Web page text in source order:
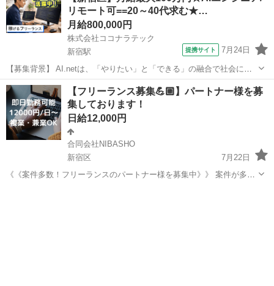
キッティング ...
リモート可==20～40代求む★…
月給800,000円
株式会社ココナラテック
新宿駅
提携サイト 7月24日
【募集背景】 AI.netは、「やりたい」と「できる」の融合で社会に貢
献し、充実した豊かな人生を共に創るという強い信念のもと、2024年3
月、SI事業と再生可能エネルギー(太陽光発電所)開発を担うグループ企
業の統合により誕生...
東京 新宿区 新宿駅 エンジニア
【フリーランス募集💪🏼】パートナー様を募
集しております！
日給12,000円
合同会社NIBASHO
新宿区
7月22日
《《案件多数！フリーランスのパートナー様を募集中》》 案件が多数